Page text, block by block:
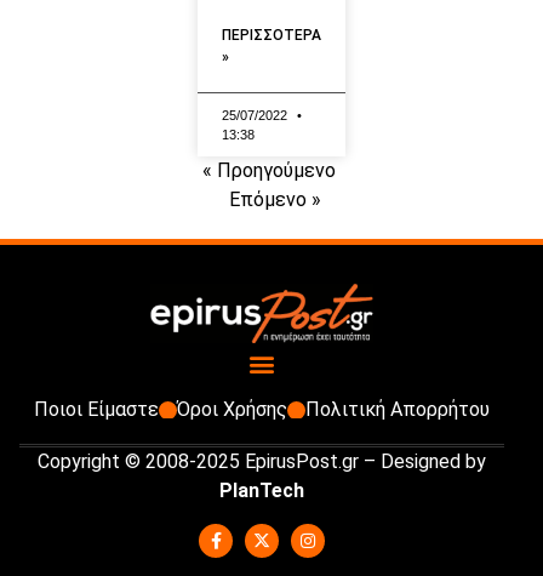
ΠΕΡΙΣΣΟΤΕΡΑ
»
25/07/2022
13:38
« Προηγούμενο
Επόμενο »
Ποιοι Είμαστε Όροι Χρήσης Πολιτική Απορρήτου
Copyright © 2008-2025 EpirusPost.gr – Designed by
PlanTech